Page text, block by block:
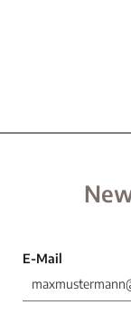
E-Mail